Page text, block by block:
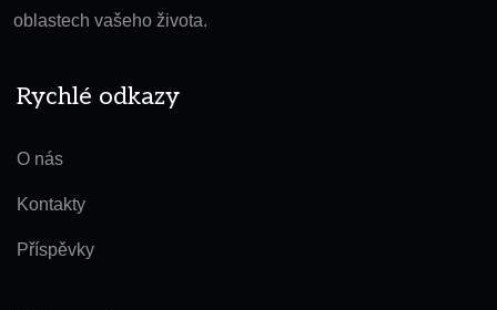
oblastech vašeho života.
Rychlé odkazy
O nás
Kontakty
Příspěvky